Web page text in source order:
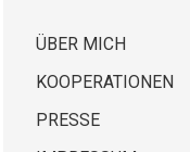
ÜBER MICH
KOOPERATIONEN
PRESSE